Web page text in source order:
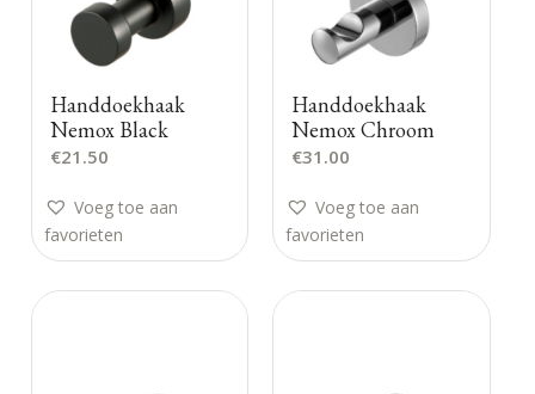
Handdoekhaak
Nemox Black
€21.50
Voeg toe aan
favorieten
Handdoekhaak
Nemox Chroom
€31.00
Voeg toe aan
favorieten